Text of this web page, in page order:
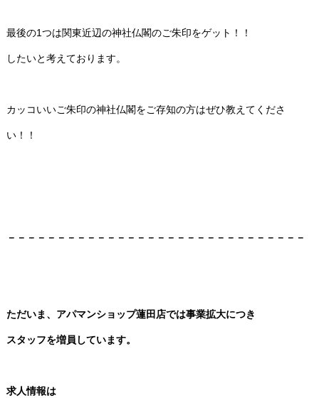
最後の1つは関東近辺の神社仏閣のご朱印をゲット！！
したいと考えております。
カッコいいご朱印の神社仏閣をご存知の方はぜひ教えてくださ
い！！
－－－－－－－－－－－－－－－－－－－－－－－－－－－－－－
ただいま、アパマンショップ蓮田店では事業拡大につき
スタッフを増員しています。
求人情報は